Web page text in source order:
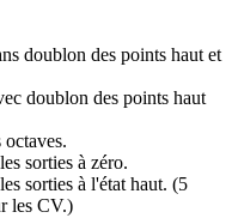
doublon des points haut et
doublon des points haut
octaves.
sorties à zéro.
sorties à l'état haut. (5
les CV.)